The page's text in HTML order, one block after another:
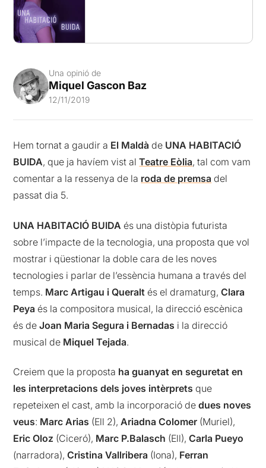
Una opinió de
Miquel Gascon Baz
12/11/2019
Hem tornat a gaudir a El Maldà de UNA HABITACIÓ
BUIDA, que ja havíem vist alTeatre Eòlia, tal com vam
comentar a la ressenya de la roda de premsa del
passat dia 5.
UNA HABITACIÓ BUIDAés una distòpia futurista
sobre l’impacte de la tecnologia, una proposta que vol
mostrar i qüestionar la doble cara de les noves
tecnologies i parlar de l’essència humana a través del
temps. Marc Artigau i Queralt és el dramaturg,Clara
Peya és la compositora musical, la direcció escènica
és deJoan Maria Segura i Bernadas i la direcció
musical de Miquel Tejada.
Creiem que la proposta ha guanyat en seguretat en
les interpretacions dels joves intèrprets que
repeteixen el cast, amb la incorporació dedues noves
veus: Marc Arias (Ell 2),Ariadna Colomer (Muriel),
Eric Oloz (Ciceró), Marc P.Balasch (Ell),Carla Pueyo
(narradora),Cristina Vallribera (Iona), Ferran